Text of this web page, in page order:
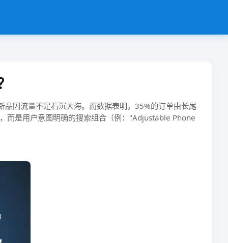
品因流量不足石沉大海。而数据表明，35%的订单由长尾
而是​​用户意图明确的搜索组合​​（例："Adjustable Phone